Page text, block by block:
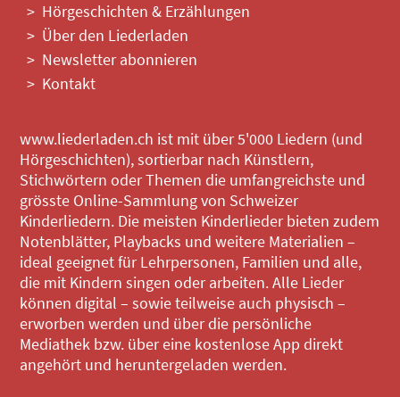
Hörgeschichten & Erzählungen
Über den Liederladen
Newsletter abonnieren
Kontakt
www.liederladen.ch ist mit über 5'000 Liedern (und
Hörgeschichten), sortierbar nach Künstlern,
Stichwörtern oder Themen die umfangreichste und
grösste Online-Sammlung von Schweizer
Kinderliedern. Die meisten Kinderlieder bieten zudem
Notenblätter, Playbacks und weitere Materialien –
ideal geeignet für Lehrpersonen, Familien und alle,
die mit Kindern singen oder arbeiten. Alle Lieder
können digital – sowie teilweise auch physisch –
erworben werden und über die persönliche
Mediathek bzw. über eine kostenlose App direkt
angehört und heruntergeladen werden.